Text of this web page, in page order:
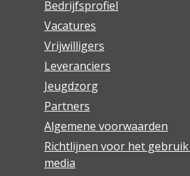
Bedrijfsprofiel
Vacatures
Vrijwilligers
Leveranciers
Jeugdzorg
Partners
Algemene voorwaarden
Richtlijnen voor het gebruik
media